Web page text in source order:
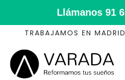
Llámanos 91
TRABAJAMOS EN